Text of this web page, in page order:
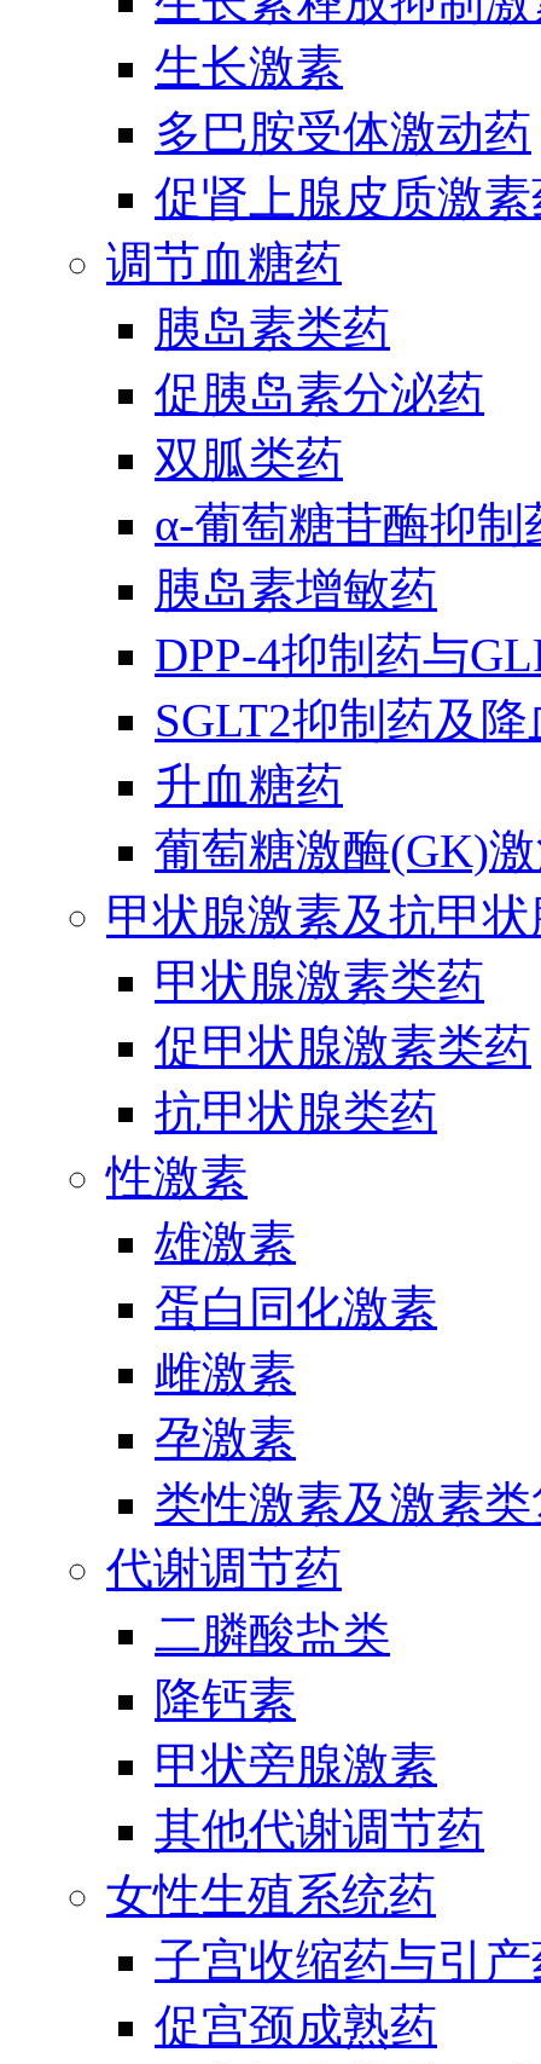
生长激素
多巴胺受体激动药
促肾上腺皮质激
调节血糖药
胰岛素类药
促胰岛素分泌药
双胍类药
α-葡萄糖苷酶抑制
胰岛素增敏药
DPP-4抑制药与
SGLT2抑制药及
升血糖药
葡萄糖激酶(GK)
甲状腺激素及抗甲
甲状腺激素类药
促甲状腺激素类药
抗甲状腺类药
性激素
雄激素
蛋白同化激素
雌激素
孕激素
类性激素及激素
代谢调节药
二膦酸盐类
降钙素
甲状旁腺激素
其他代谢调节药
女性生殖系统药
子宫收缩药与引
促宫颈成熟药